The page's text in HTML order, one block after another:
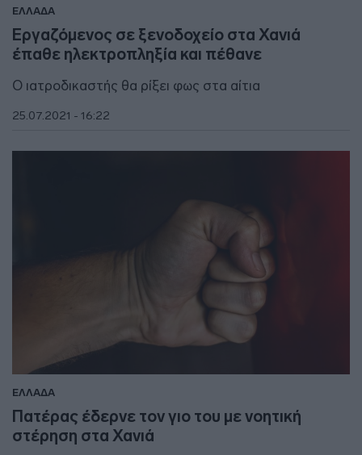
ΕΛΛΑΔΑ
Εργαζόμενος σε ξενοδοχείο στα Χανιά
έπαθε ηλεκτροπληξία και πέθανε
Ο ιατροδικαστής θα ρίξει φως στα αίτια
25.07.2021 - 16:22
ΕΛΛΑΔΑ
Πατέρας έδερνε τον γιο του με νοητική
στέρηση στα Χανιά